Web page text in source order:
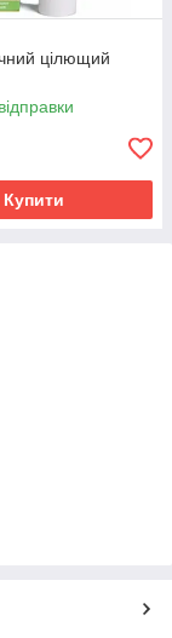
цілющий
Купити